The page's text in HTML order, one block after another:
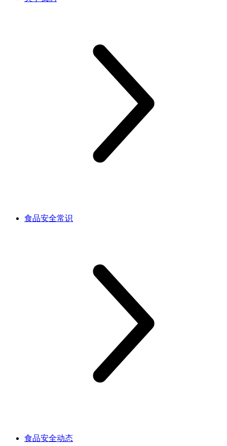
食品安全常识
食品安全动态